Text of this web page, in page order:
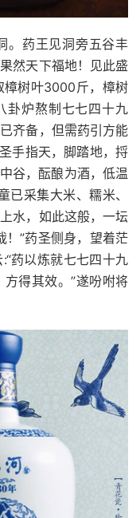
。药王见洞旁五谷丰
然天下福地！见此盛
樟树叶3000斤，樟树
卦炉熬制七七四十九
齐备，但需药引方能
手指天，脚踏地，捋
谷，酝酿为酒，低温
已采集大米、糯米、
水，如此这般，一坛
！”药圣侧身，望着茫
药以炼就七七四十九
得其效。”遂吩咐将